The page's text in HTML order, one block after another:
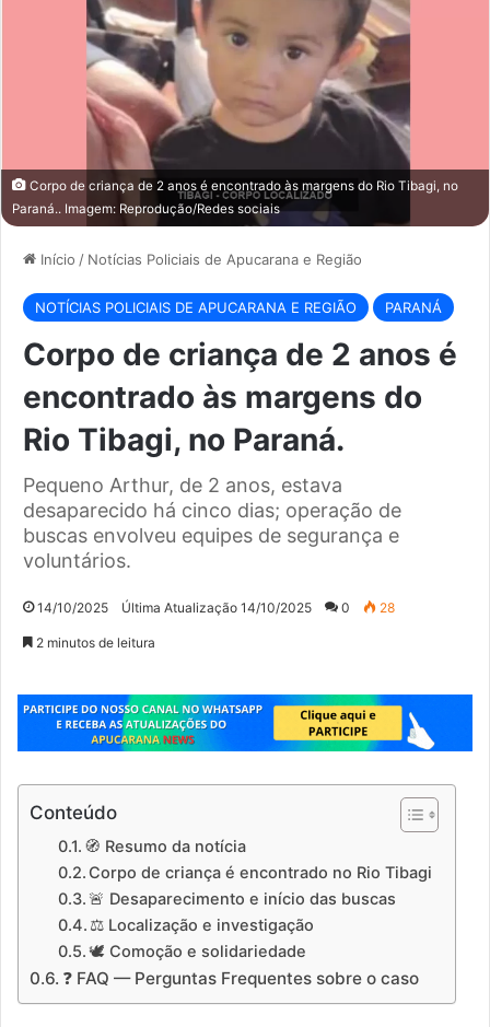
Corpo de criança de 2 anos é encontrado às margens do Rio Tibagi, no
Paraná.. Imagem: Reprodução/Redes sociais
Início / Notícias Policiais de Apucarana e Região
NOTÍCIAS POLICIAIS DE APUCARANA E REGIÃO PARANÁ
Corpo de criança de 2 anos é
encontrado às margens do
Rio Tibagi, no Paraná.
Pequeno Arthur, de 2 anos, estava
desaparecido há cinco dias; operação de
buscas envolveu equipes de segurança e
voluntários.
14/10/2025 Última Atualização 14/10/2025 0 28
2 minutos de leitura
Conteúdo
🧭 Resumo da notícia
Corpo de criança é encontrado no Rio Tibagi
🚨 Desaparecimento e início das buscas
⚖️ Localização e investigação
🕊️ Comoção e solidariedade
❓ FAQ — Perguntas Frequentes sobre o caso